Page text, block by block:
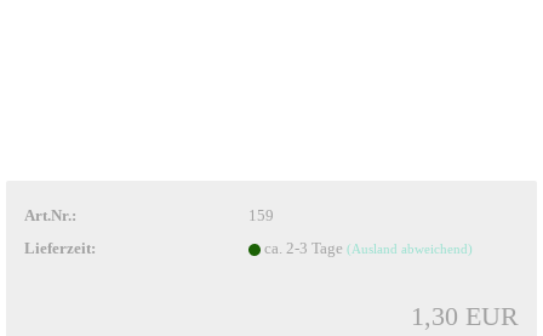
Art.Nr.:
159
Lieferzeit:
ca. 2-3 Tage (Ausland abweichend)
1,30 EUR